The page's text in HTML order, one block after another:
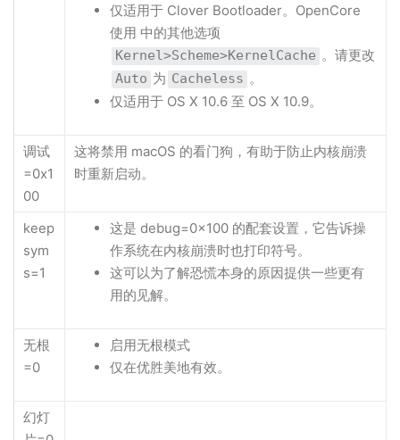
仅适用于 Clover Bootloader。OpenCore
使用 中的其他选项
Kernel>Scheme>KernelCache 。请更改
Auto 为 Cacheless 。
仅适用于 OS X 10.6 至 OS X 10.9。
调试
=0x1
00
这将禁用 macOS 的看门狗，有助于防止内核崩溃
时重新启动。
keep
sym
s=1
这是 debug=0x100 的配套设置，它告诉操
作系统在内核崩溃时也打印符号。
这可以为了解恐慌本身的原因提供一些更有
用的见解。
无根
=0
启用无根模式
仅在优胜美地有效。
幻灯